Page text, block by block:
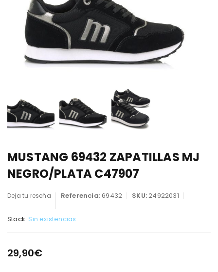
MUSTANG 69432 ZAPATILLAS MJ
NEGRO/PLATA C47907
Deja tu reseña Referencia:69432 SKU:24922031
Stock: Sin existencias
29,90€